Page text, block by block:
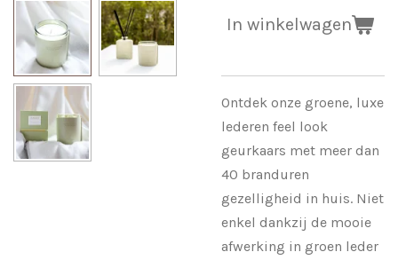
In winkelwagen
Ontdek onze groene, luxe
lederen feel look
geurkaars met meer dan
40 branduren
gezelligheid in huis. Niet
enkel dankzij de mooie
afwerking in groen leder